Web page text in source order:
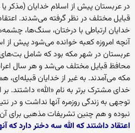
در عربستان پیش از اسلام خدایان (مذکر
قبایل مختلف در نظر گرفته می‌شدند.
خدایان ارتباطی با درختان، سنگ‌ها،
آنچه امروزه کعبه خوانده می‌شود پیش
محافظ قبایل مختلف می‌شد و هر سال
مکه می‌آمدند. به غیر از خدایان قبیله‌ای،
خدای مشترک برتر به نام «الله» داشتند. بر
توجهی به زندگی روزمره آنها نداشت و
نبوده و هم چنین تشریفات مذهبی برای
اعتقاد داشتند که الله سه دختر دارد که